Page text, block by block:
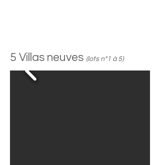
5 Villas neuves (lots n°1 à 5)